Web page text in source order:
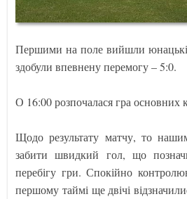
Першими на поле вийшли юнацькі
здобули впевнену перемогу – 5:0.
О 16:00 розпочалася гра основних
Щодо результату матчу, то
забити швидкий гол, що
перебігу гри. Спокійно
першому таймі ще двічі